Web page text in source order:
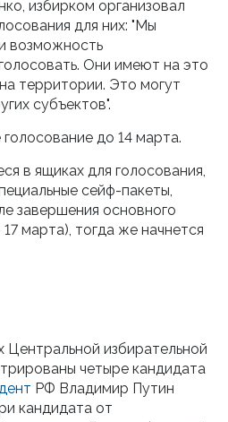
избирком организовал
для них: "Мы
возможность
Они имеют на это
территории. Это могут
субъектов".
до 14 марта.
в ящиках для голосования,
сейф-пакеты,
завершения основного
марта), тогда же начнется
Центральной избирательной
четыре кандидата
РФ Владимир Путин
кандидата от